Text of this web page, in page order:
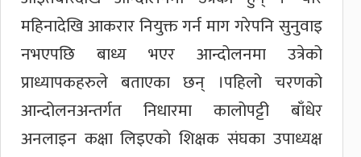
महिनादेखि आकरार नियुक्त गर्न माग गरेपनि सुनुवाइ
नभएपछि बाध्य भएर आन्दोलनमा उत्रेको
प्राध्यापकहरुले बताएका छन् ।पहिलो चरणको
आन्दोलनअन्तर्गत निधारमा कालोपट्टी बाँधेर
अनलाइन कक्षा लिइएको शिक्षक संघका उपाध्यक्ष